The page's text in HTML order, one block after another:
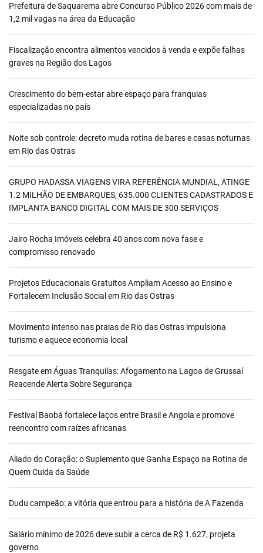
Prefeitura de Saquarema abre Concurso Público 2026 com mais de
1,2 mil vagas na área da Educação
Fiscalização encontra alimentos vencidos à venda e expõe falhas
graves na Região dos Lagos
Crescimento do bem-estar abre espaço para franquias
especializadas no país
Noite sob controle: decreto muda rotina de bares e casas noturnas
em Rio das Ostras
GRUPO HADASSA VIAGENS VIRA REFERÊNCIA MUNDIAL, ATINGE
1.2 MILHÃO DE EMBARQUES, 635.000 CLIENTES CADASTRADOS E
IMPLANTA BANCO DIGITAL COM MAIS DE 300 SERVIÇOS
Jairo Rocha Imóveis celebra 40 anos com nova fase e
compromisso renovado
Projetos Educacionais Gratuitos Ampliam Acesso ao Ensino e
Fortalecem Inclusão Social em Rio das Ostras
Movimento intenso nas praias de Rio das Ostras impulsiona
turismo e aquece economia local
Resgate em Águas Tranquilas: Afogamento na Lagoa de Grussaí
Reacende Alerta Sobre Segurança
Festival Baobá fortalece laços entre Brasil e Angola e promove
reencontro com raízes africanas
Aliado do Coração: o Suplemento que Ganha Espaço na Rotina de
Quem Cuida da Saúde
Dudu campeão: a vitória que entrou para a história de A Fazenda
Salário mínimo de 2026 deve subir a cerca de R$ 1.627, projeta
governo